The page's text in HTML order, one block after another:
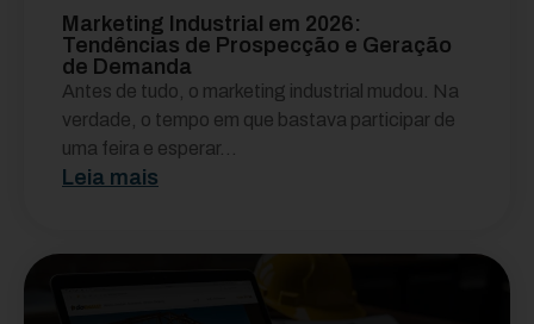
Marketing Industrial em 2026:
Tendências de Prospecção e Geração
de Demanda
Antes de tudo, o marketing industrial mudou. Na
verdade, o tempo em que bastava participar de
uma feira e esperar...
Leia mais